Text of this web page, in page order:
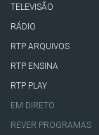
TELEVISÃO
RÁDIO
RTP ARQUIVOS
RTP ENSINA
RTP PLAY
EM DIRETO
REVER PROGRAMAS